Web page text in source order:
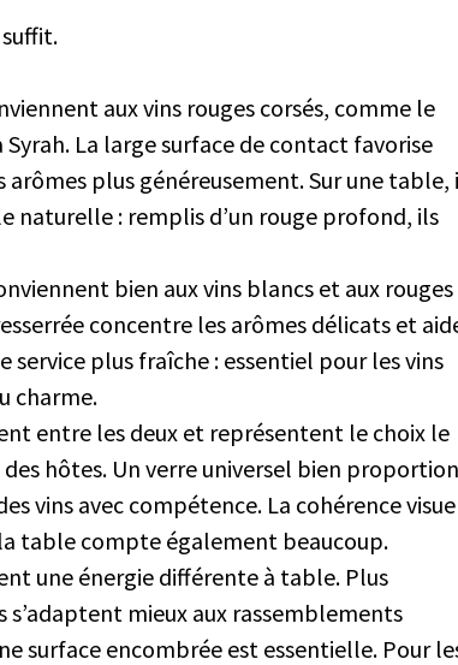
aux vins rouges corsés, comme le
La large surface de contact favorise
arômes plus généreusement. Sur une table,
naturelle : remplis d’un rouge profond, ils
bien aux vins blancs et aux rouges
concentre les arômes délicats et
plus fraîche : essentiel pour les vins
charme.
entre les deux et représentent le choix le
hôtes. Un verre universel bien
vins avec compétence. La cohérence
table compte également beaucoup.
une énergie différente à table. Plus
mieux aux rassemblements
surface encombrée est essentielle. Pour